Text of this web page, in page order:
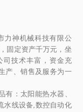
神机械科技有限公
固定资产千万元，坐
司技术丰富，资金充
产、销售及服务为一
：太阳能热水器、
水线设备,数控自动化